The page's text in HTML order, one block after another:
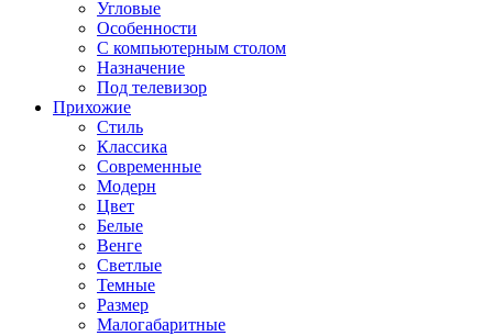
Угловые
Особенности
С компьютерным столом
Назначение
Под телевизор
Прихожие
Стиль
Классика
Современные
Модерн
Цвет
Белые
Венге
Светлые
Темные
Размер
Малогабаритные